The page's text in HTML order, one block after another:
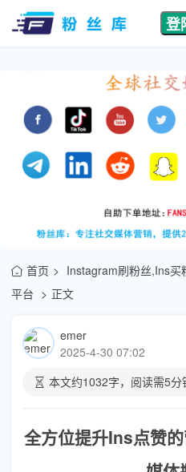
登
首页
Instagram刷粉丝,Ins
平台
正文
emer
2025-4-30 07:02
本文约1032字，阅读需5分
全方位提升Ins点赞